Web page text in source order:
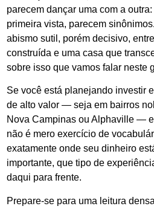
parecem dançar uma com a
primeira vista, parecem
abismo sutil, porém decisivo,
construída e uma casa que
sobre isso que vamos falar neste
Se você está planejando investir
de alto valor — seja em bairros
Nova Campinas ou Alphaville —
não é mero exercício de
exatamente onde seu dinheiro
importante, que tipo de
daqui para frente.
Prepare-se para uma leitura